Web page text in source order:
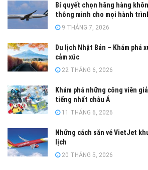
Bí quyết chọn hãng hàng
thông minh cho mọi hành
9 THÁNG 7, 2026
Du lịch Nhật Bản – Khám phá
cảm xúc
22 THÁNG 6, 2026
Khám phá những công viên
tiếng nhất châu Á
11 THÁNG 6, 2026
Những cách săn vé VietJet
lịch
20 THÁNG 5, 2026